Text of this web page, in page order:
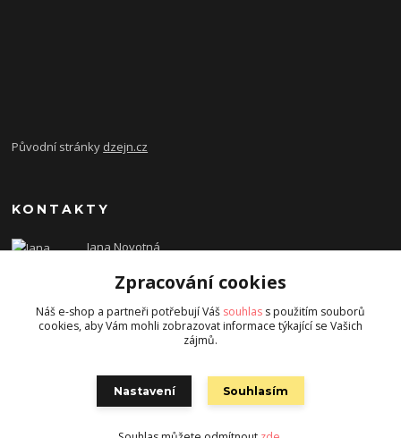
Původní stránky dzejn.cz
KONTAKTY
Jana Novotná
dzejn.n@email.cz
Zpracování cookies
Náš e-shop a partneři potřebují Váš souhlas s použitím souborů
cookies, aby Vám mohli zobrazovat informace týkající se Vašich
zájmů.
Nastavení Souhlasím